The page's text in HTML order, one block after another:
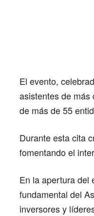
El evento,
asistentes de
de más de 55
Durante esta cita
fomentando el
En la apertura del
fundamental del
inversores y